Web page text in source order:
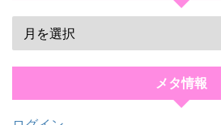
メタ情報